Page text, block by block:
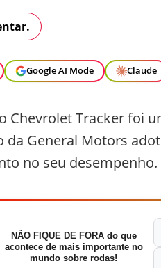
Google AI Mode Claude
Chevrolet Tracker foi
da General Motors
no seu desempenho.
NÃO FIQUE DE FORA do que
acontece de mais importante no
mundo sobre rodas!